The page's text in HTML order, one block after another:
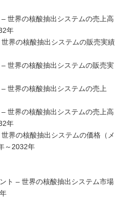
世界の核酸抽出システムの売上高
年
界の核酸抽出システムの販売実績
世界の核酸抽出システムの販売実
世界の核酸抽出システムの売上
世界の核酸抽出システムの売上高
年
界の核酸抽出システムの価格（メ
～2032年
ト – 世界の核酸抽出システム市場